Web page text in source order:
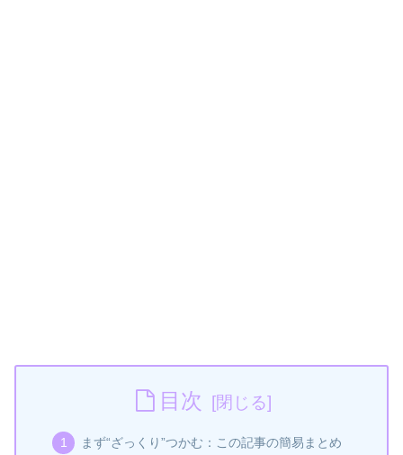
目次
まず“ざっくり”つかむ：この記事の簡易まとめ